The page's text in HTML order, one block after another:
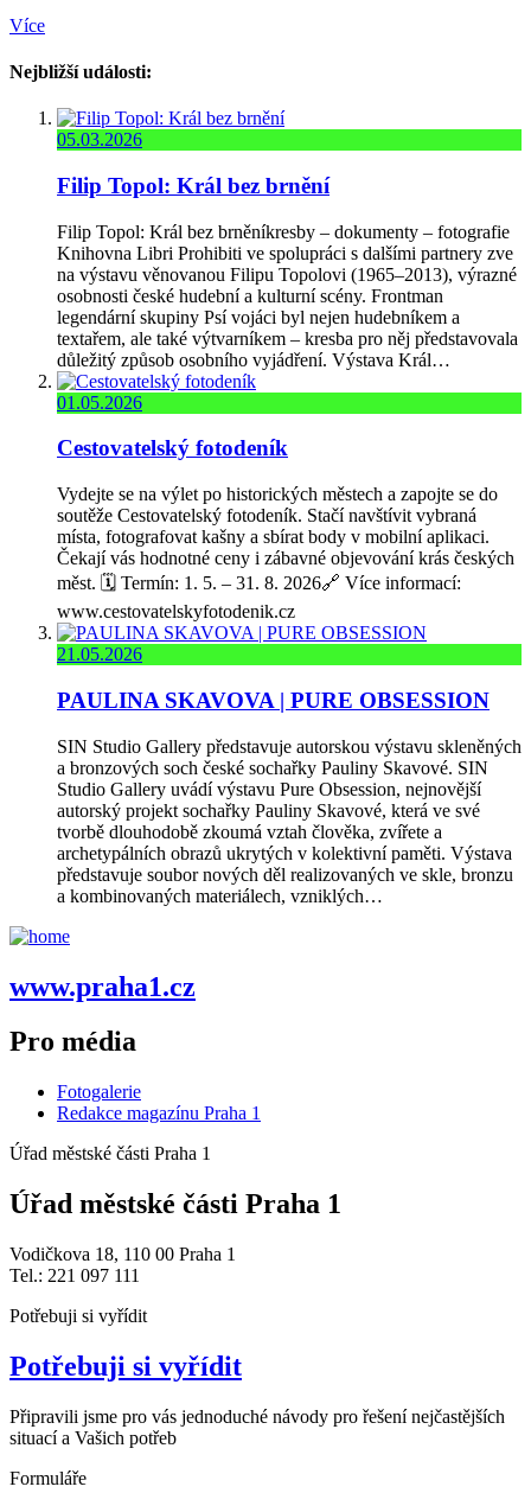
Více
Nejbližší události:
05.03.2026
Filip Topol: Král bez brnění
Filip Topol: Král bez brněníkresby – dokumenty – fotografie
Knihovna Libri Prohibiti ve spolupráci s dalšími partnery zve
na výstavu věnovanou Filipu Topolovi (1965–2013), výrazné
osobnosti české hudební a kulturní scény. Frontman
legendární skupiny Psí vojáci byl nejen hudebníkem a
textařem, ale také výtvarníkem – kresba pro něj představovala
důležitý způsob osobního vyjádření. Výstava Král…
01.05.2026
Cestovatelský fotodeník
Vydejte se na výlet po historických městech a zapojte se do
soutěže Cestovatelský fotodeník. Stačí navštívit vybraná
místa, fotografovat kašny a sbírat body v mobilní aplikaci.
Čekají vás hodnotné ceny i zábavné objevování krás českých
měst. 🗓️ Termín: 1. 5. – 31. 8. 2026🔗 Více informací:
www.cestovatelskyfotodenik.cz
21.05.2026
PAULINA SKAVOVA | PURE OBSESSION
SIN Studio Gallery představuje autorskou výstavu skleněných
a bronzových soch české sochařky Pauliny Skavové. SIN
Studio Gallery uvádí výstavu Pure Obsession, nejnovější
autorský projekt sochařky Pauliny Skavové, která ve své
tvorbě dlouhodobě zkoumá vztah člověka, zvířete a
archetypálních obrazů ukrytých v kolektivní paměti. Výstava
představuje soubor nových děl realizovaných ve skle, bronzu
a kombinovaných materiálech, vzniklých…
www.praha1.cz
Pro média
Fotogalerie
Redakce magazínu Praha 1
Úřad městské části Praha 1
Úřad městské části Praha 1
Vodičkova 18, 110 00 Praha 1
Tel.: 221 097 111
Potřebuji si vyřídit
Potřebuji si vyřídit
Připravili jsme pro vás jednoduché návody pro řešení nejčastějších
situací a Vašich potřeb
Formuláře